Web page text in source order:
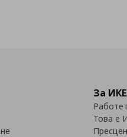
За
Това е